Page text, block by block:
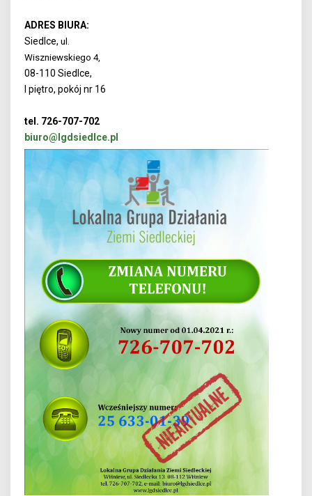
ADRES BIURA:
Siedlce, ul.
Wiszniewskiego 4,
08-110 Siedlce,
I piętro, pokój nr 16
tel. 726-707-702
biuro@lgdsiedlce.pl